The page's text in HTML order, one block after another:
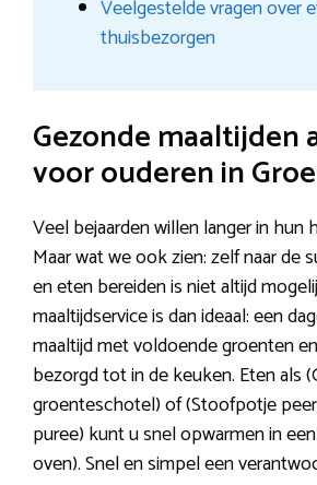
Veelgestelde vragen over
thuisbezorgen
Gezonde maaltijden
voor ouderen in
Veel bejaarden willen langer in hun
Maar wat we ook zien: zelf naar de
en eten bereiden is niet altijd
maaltijdservice is dan ideaal: een
maaltijd met voldoende groenten
bezorgd tot in de keuken. Eten als
groenteschotel) of (Stoofpotje
puree) kunt u snel opwarmen in
oven). Snel en simpel een